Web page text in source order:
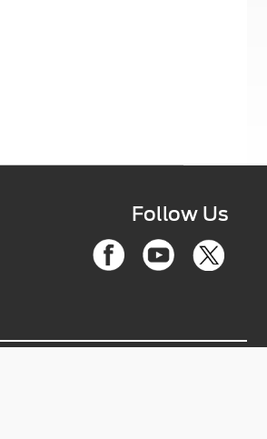
Follow Us